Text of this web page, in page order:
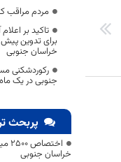
مردم مراقب
تاکید بر
برای تدوین
خراسان جنوبی
رکوردشکنی
جنوبی در یک
پربحث
خراسان جنوبی